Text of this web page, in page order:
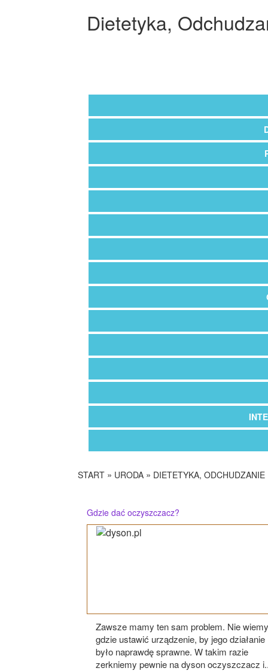
Dietetyka,
START » URODA » DIETETYKA, ODCHUDZANIE
Gdzie dać oczyszczacz?
Zawsze mamy ten sam problem. Nie
gdzie ustawić urządzenie, by jego działanie
było naprawdę sprawne. W takim razie
zerkniemy pewnie na dyson oczyszczacz